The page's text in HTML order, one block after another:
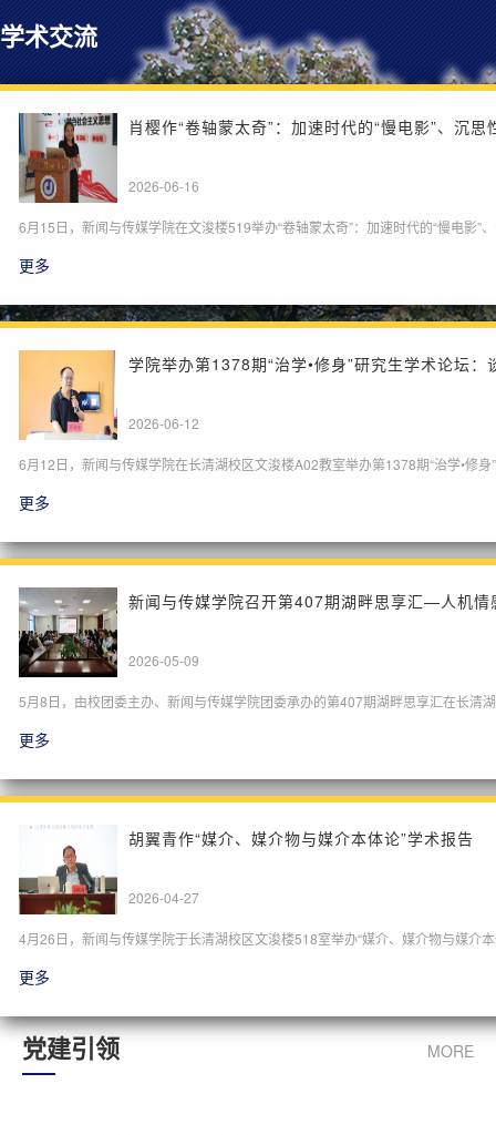
学术交流
肖樱作“卷轴蒙太奇”：加速时代的“慢电影”、沉
2026-06-16
6月15日，新闻与传媒学院在文浚楼519举办“卷轴蒙太奇”：加速时代的“慢电影
更多
学院举办第1378期“治学•修身”研究生学术论坛
2026-06-12
6月12日，新闻与传媒学院在长清湖校区文浚楼A02教室举办第1378期“治学•修
更多
新闻与传媒学院召开第407期湖畔思享汇—人机
2026-05-09
5月8日，由校团委主办、新闻与传媒学院团委承办的第407期湖畔思享汇在长清
更多
胡翼青作“媒介、媒介物与媒介本体论”学术报告
2026-04-27
4月26日，新闻与传媒学院于长清湖校区文浚楼518室举办“媒介、媒介物与媒介
更多
党建引领 MORE